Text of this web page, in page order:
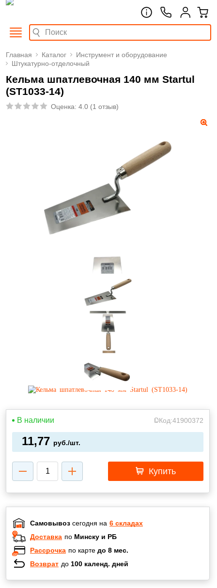
Главная Каталог
Инструмент и оборудование
Штукатурно-отделочный
Кельма шпатлевочная 140 мм Startul
(ST1033-14)
Оценка: 4.0 (1 отзыв)
В наличии Код:41900372
11,77 руб./шт.
Купить
Самовывоз сегодня на 6 складах
Доставка по Минску и РБ
Рассрочка по карте до 8 мес.
Возврат до 100 календ. дней